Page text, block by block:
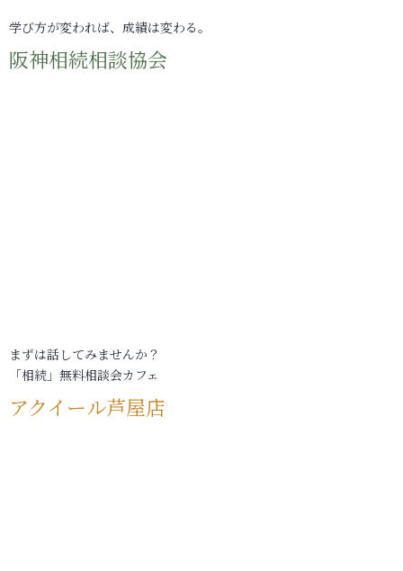
学び方が変われば、成績は変わる。
阪神相続相談協会
まずは話してみませんか？
「相続」無料相談会カフェ
アクイール芦屋店